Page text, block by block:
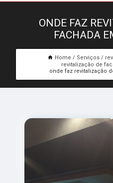
ONDE FAZ
FACHADA
Home Serviços
revitalização de
onde faz revitalização